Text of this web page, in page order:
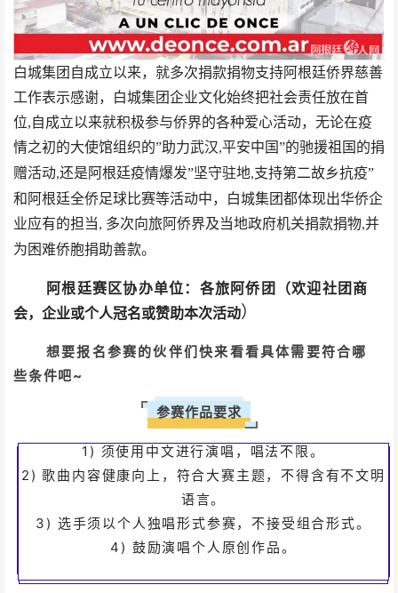
白城集团 自成立以来，就多次捐款捐物支持阿根廷侨界慈善
工作表示感谢，白城集团企业文化始终把社会责任放在首
位,自成立以来就积极参与侨界的各种爱心活动，无论在疫
情之初的大使馆组织的”助力武汉,平安中国”的驰援祖国的捐
赠活动,还是阿根廷疫情爆发”坚守驻地,支持第二故乡抗疫”
和阿根廷全侨足球比赛等活动中，白城集团都体现出华侨企
业应有的担当, 多次向旅阿侨界及当地政府机关捐款捐物,并
为困难侨胞捐助善款。
阿根廷赛区协办单位：各旅阿侨团 （欢迎社团商
会，企业或个人冠名或赞助本次活动）
想要报名参赛的伙伴们快来看看具体需要符合哪
些条件吧~
参赛作品要求
1) 须使用中文进行演唱，唱法不限。
2) 歌曲内容健康向上，符合大赛主题，不得含有不文明
语言。
3) 选手须以个人独唱形式参赛，不接受组合形式。
4) 鼓励演唱个人原创作品。
固定布局
工具条上设置固定宽高
可以完美对齐背景图和文字
以及制作自己的模板